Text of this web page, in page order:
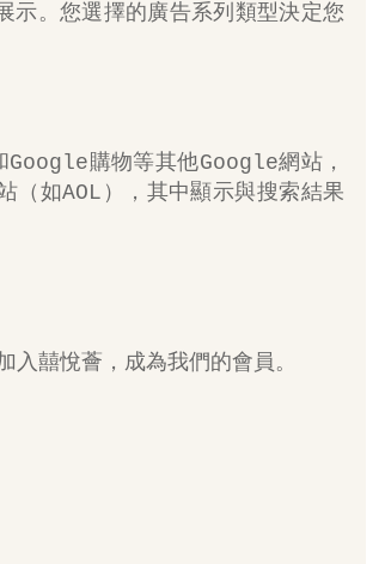
示。您選擇的廣告系列類型決定您
購物等其他Google網站，
（如AOL），其中顯示與搜索結果
入囍悅薈 ，成為我們的會員。